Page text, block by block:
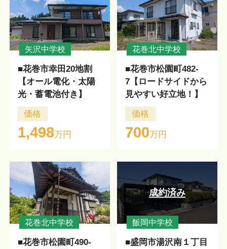
矢沢中学校
■花巻市幸田20地割
【オール電化・太陽
光・蓄電池付き】
価格
1,498万円
花巻北中学校
■花巻市松園町482-
7【ロードサイドから
見やすい好立地！】
価格
700万円
花巻北中学校
■花巻市松園町490-
成約済み
飯岡中学校
■盛岡市湯沢南１丁目